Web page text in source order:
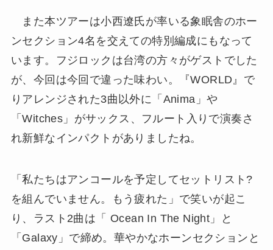
また本ツアーは小西遼氏が率いる象眠舎のホー
ンセクション4名を交えての特別編成にもなって
います。フジロックは台湾の方々がゲストでした
が、今回は今回で違った味わい。『WORLD』で
りアレンジされた3曲以外に「Anima」や
「Witches」がサックス、フルート入りで演奏さ
れ新鮮なインパクトがありましたね。
「私たちはアンコールを予定してセットリスト?
を組んでいません。もう疲れた」で笑いが起こ
り、ラスト2曲は「 Ocean In The Night」と
「Galaxy」で締め。華やかなホーンセクションと